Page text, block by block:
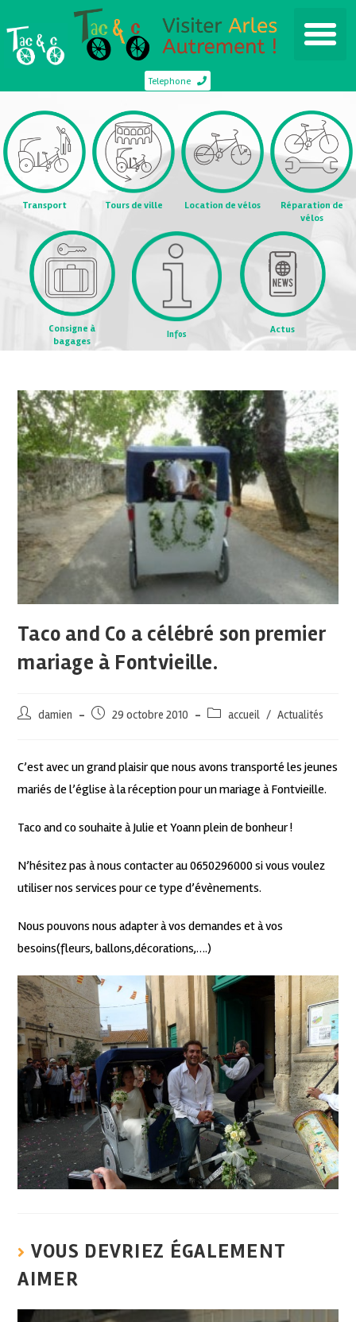
Telephone
Transport Tours de ville Location de vélos
Réparation de
vélos
Consigne à
bagages
Infos Actus
Taco and Co a célébré son premier
mariage à Fontvieille.
damien 29 octobre 2010 accueil / Actualités
C’est avec un grand plaisir que nous avons transporté les jeunes
mariés de l’église à la réception pour un mariage à Fontvieille.
Taco and co souhaite à Julie et Yoann plein de bonheur !
N’hésitez pas à nous contacter au 0650296000 si vous voulez
utiliser nos services pour ce type d’évènements.
Nous pouvons nous adapter à vos demandes et à vos
besoins(fleurs, ballons,décorations,….)
VOUS DEVRIEZ ÉGALEMENT
AIMER